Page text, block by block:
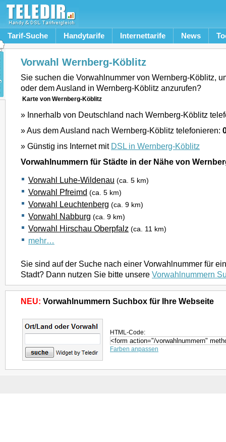
Tarif-Suche Handytarife Internettarife News
Vorwahl Wernberg-Köblitz
Sie suchen die Vorwahlnummer von Wernberg-Köblitz,
oder dem Ausland in Wernberg-Köblitz anzurufen?
Karte von Wernberg-Köblitz
» Innerhalb von Deutschland nach Wernberg-Köblitz
» Aus dem Ausland nach Wernberg-Köblitz telefonieren:
» Günstig ins Internet mit DSL in Wernberg-Köblitz
Vorwahlnummern für Städte in der Nähe von
Vorwahl Luhe-Wildenau (ca. 5 km)
Vorwahl Pfreimd (ca. 5 km)
Vorwahl Leuchtenberg (ca. 9 km)
Vorwahl Nabburg (ca. 9 km)
Vorwahl Hirschau Oberpfalz (ca. 11 km)
mehr…
Sie sind auf der Suche nach einer Vorwahlnummer für
Stadt? Dann nutzen Sie bitte unsere Vorwahlnummern
NEU: Vorwahlnummern Suchbox für Ihre Webseite
HTML-Code:
Farben anpassen